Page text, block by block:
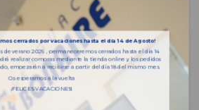
cerrados por vacaciones hasta el día 14 de Agosto!
de verano 2026 , permaneceremos cerrados hasta el día 14
realizar compras mediante la tienda online y los pedidos
empezarán a recibirse a partir del día 18 del mismo mes.
Os esperamos a la vuelta
¡FELICES VACACIONES!